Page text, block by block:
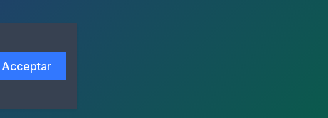
Acceptar